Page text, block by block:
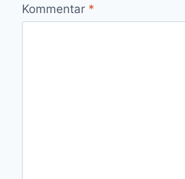
Kommentar *